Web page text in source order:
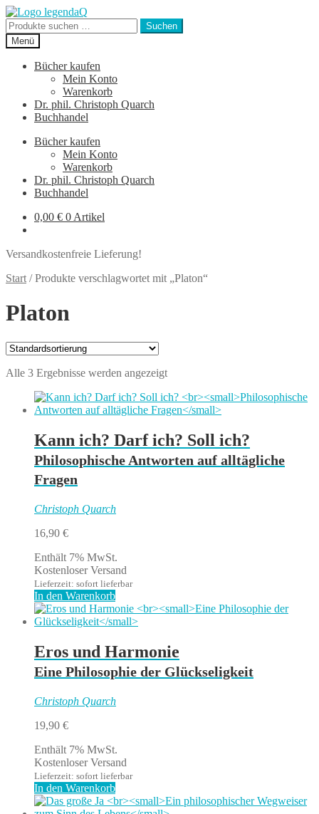
Zur
Navigation
springen
Zum
Inhalt
springen
Suchen
nach:
Suchen
Menü
Bücher kaufen
Mein Konto
Warenkorb
Dr. phil. Christoph Quarch
Buchhandel
Bücher kaufen
Mein Konto
Warenkorb
Dr. phil. Christoph Quarch
Buchhandel
0,00 € 0 Artikel
Versandkostenfreie Lieferung!
Start /Produkte verschlagwortet mit „Platon“
Platon
Alle 3 Ergebnisse werden angezeigt
Kann ich? Darf ich? Soll ich?
Philosophische Antworten auf alltägliche
Fragen
Christoph Quarch
16,90 €
Enthält 7% MwSt.
Kostenloser Versand
Lieferzeit: sofort lieferbar
In den Warenkorb
Eros und Harmonie
Eine Philosophie der Glückseligkeit
Christoph Quarch
19,90 €
Enthält 7% MwSt.
Kostenloser Versand
Lieferzeit: sofort lieferbar
In den Warenkorb